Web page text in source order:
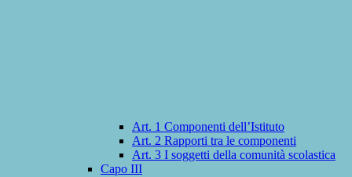
Art. 1 Componenti dell’Istituto
Art. 2 Rapporti tra le componenti
Art. 3 I soggetti della comunità scolastica
Capo III